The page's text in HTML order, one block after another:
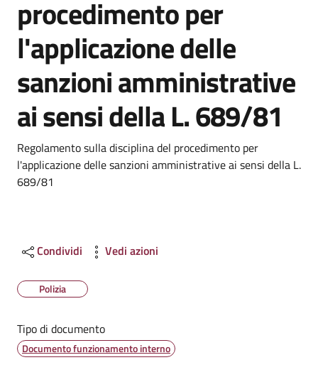
procedimento per
l'applicazione delle
sanzioni amministrative
ai sensi della L. 689/81
Dettagli
Regolamento sulla disciplina del procedimento per
l'applicazione delle sanzioni amministrative ai sensi della L.
689/81
Condividi Vedi azioni
Polizia
Tipo di documento
Documento funzionamento interno